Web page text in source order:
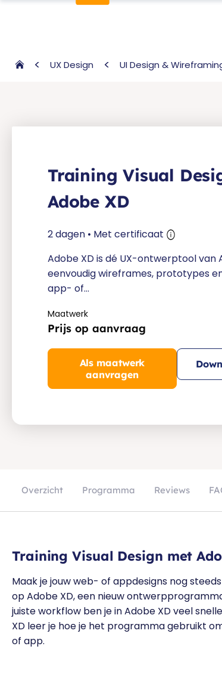
UX Design UI Design &
Training Visual
Adobe XD
2 dagen • Met certificaat
Adobe XD is dé UX-ontwerptool van
eenvoudig wireframes, prototypes
app- of…
Maatwerk
Prijs op aanvraag
Als maatwerk
aanvragen
Overzicht Programma Reviews
Training Visual Design met
Maak je jouw web- of appdesigns nog
op Adobe XD, een nieuw
juiste workflow ben je in Adobe XD veel
XD leer je hoe je het programma gebruikt
of app.